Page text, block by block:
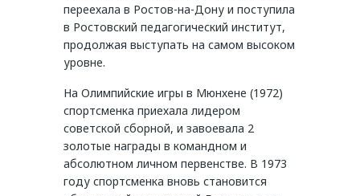
переехала в Ростов-на-Дону и поступила
в Ростовский педагогический институт,
продолжая выступать на самом высоком
уровне.
На Олимпийские игры в Мюнхене (1972)
спортсменка приехала лидером
советской сборной, и завоевала 2
золотые награды в командном и
абсолютном личном первенстве. В 1973
году спортсменка вновь становится